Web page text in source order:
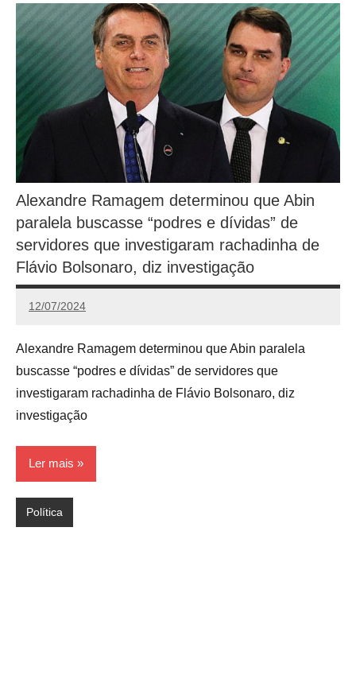
Alexandre Ramagem determinou que Abin
paralela buscasse “podres e dívidas” de
servidores que investigaram rachadinha de
Flávio Bolsonaro, diz investigação
12/07/2024
Redação
Alexandre Ramagem determinou que Abin paralela
buscasse “podres e dívidas” de servidores que
investigaram rachadinha de Flávio Bolsonaro, diz
investigação
Ler mais
Política